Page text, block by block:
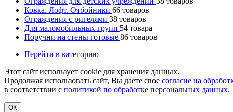
Ковка. Лофт. Отбойники 66 товаров
Ограждения с ригелями 38 товаров
Для маломобильных групп 54 товара
Поручни на стены готовые 86 товаров
Перейти в категорию
Этот сайт использует cookie для хранения данных.
Продолжая использовать сайт, Вы даете свое согласие на
в соответствии с политикой по обработке персональных данных.
ОК